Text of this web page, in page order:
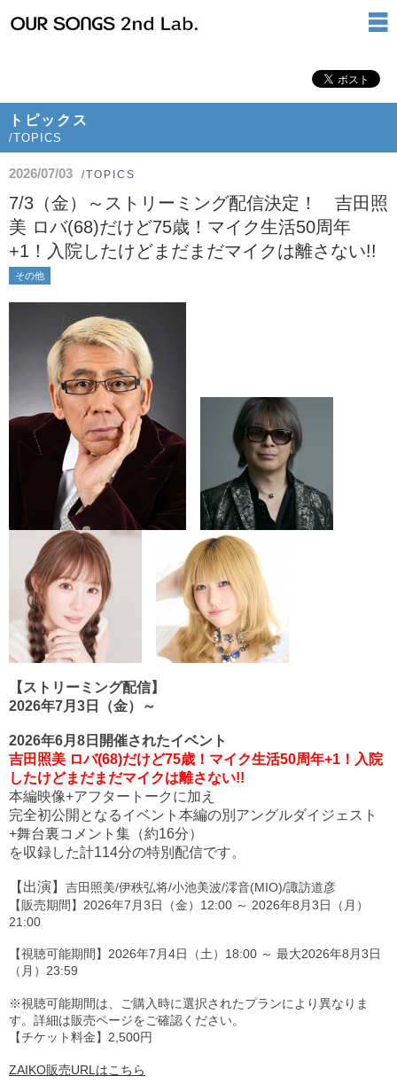
トピックス
/TOPICS
2026/07/03 /TOPICS
7/3（金）～ストリーミング配信決定！ 吉田照
美 ロバ(68)だけど75歳！マイク生活50周年
+1！入院したけどまだまだマイクは離さない!!
その他
【ストリーミング配信】
2026年7月3日（金）～
2026年6月8日開催されたイベント
吉田照美 ロバ(68)だけど75歳！マイク生活50周年+1！入院
したけどまだまだマイクは離さない!!
本編映像+アフタートークに加え
完全初公開となるイベント本編の別アングルダイジェスト
+舞台裏コメント集（約16分）
を収録した計114分の特別配信です。
【出演】 吉田照美/伊秩弘将/小池美波/澪音(MIO)/諏訪道彦
【販売期間】2026年7月3日（金）12:00 ～ 2026年8月3日（月）
21:00
【視聴可能期間】2026年7月4日（土）18:00 ～ 最大2026年8月3日
（月）23:59
※視聴可能期間は、ご購入時に選択されたプランにより異なりま
す。詳細は販売ページをご確認ください。
【チケット料金】2,500円
ZAIKO販売URLはこちら